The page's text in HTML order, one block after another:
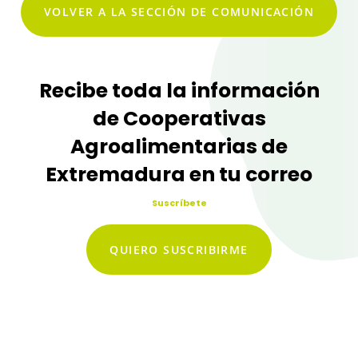
VOLVER A LA SECCIÓN DE COMUNICACIÓN
Recibe toda la información
de Cooperativas
Agroalimentarias de
Extremadura en tu correo
Suscríbete
QUIERO SUSCRIBIRME